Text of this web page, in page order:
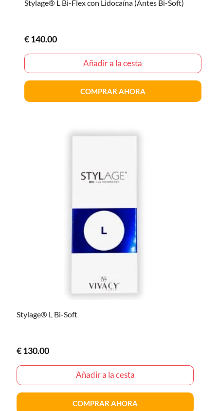
Stylage® L Bi-Flex con Lidocaína (Antes Bi-Soft)
€140.00
Añadir a la cesta
COMPRAR AHORA
Stylage® L Bi-Soft
€130.00
Añadir a la cesta
COMPRAR AHORA